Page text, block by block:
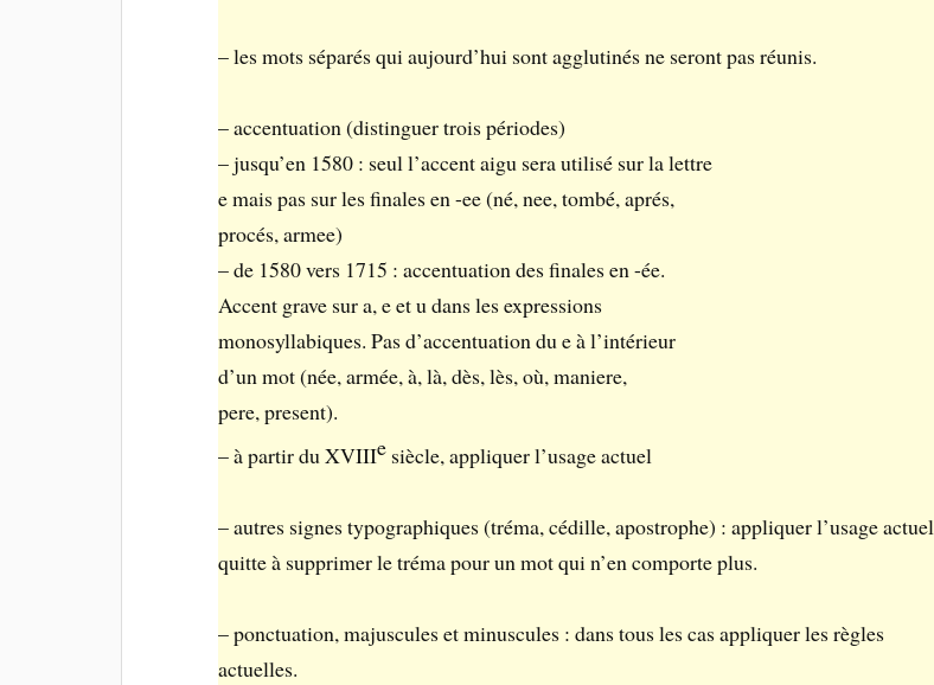
– les mots séparés qui aujourd’hui sont agglutinés ne seront pas réunis.
– accentuation (distinguer trois périodes)
– jusqu’en 1580 : seul l’accent aigu sera utilisé sur la lettre
e mais pas sur les finales en -ee (né, nee, tombé, aprés,
procés, armee)
– de 1580 vers 1715 : accentuation des finales en -ée.
Accent grave sur a, e et u dans les expressions
monosyllabiques. Pas d’accentuation du e à l’intérieur
d’un mot (née, armée, à, là, dès, lès, où, maniere,
pere, present).
– à partir du XVIIIe siècle, appliquer l’usage actuel
– autres signes typographiques (tréma, cédille, apostrophe) : appliquer l’usage actuel
quitte à supprimer le tréma pour un mot qui n’en comporte plus.
– ponctuation, majuscules et minuscules : dans tous les cas appliquer les règles
actuelles.